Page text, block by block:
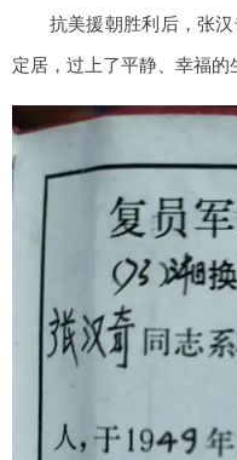
抗美援朝胜利后，张
定居，过上了平静、幸福的